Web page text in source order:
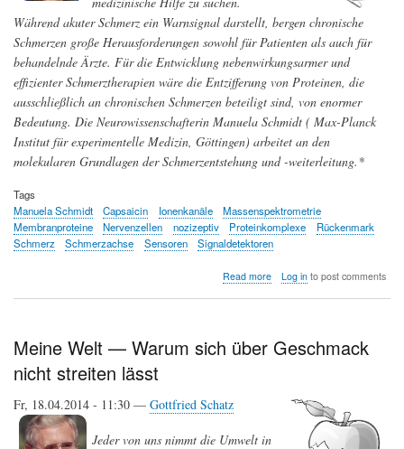
Während akuter Schmerz ein Warnsignal darstellt, bergen chronische
Schmerzen große Herausforderungen sowohl für Patienten als auch für
behandelnde Ärzte. Für die Entwicklung nebenwirkungsarmer und
effizienter Schmerztherapien wäre die Entzifferung von Proteinen, die
ausschließlich an chronischen Schmerzen beteiligt sind, von enormer
Bedeutung. Die Neurowissenschafterin Manuela Schmidt ( Max-Planck
Institut für experimentelle Medizin, Göttingen) arbeitet an den
molekularen Grundlagen der Schmerzentstehung und -weiterleitung.*
Tags
Manuela Schmidt
Capsaicin Ionenkanäle
Massenspektrometrie
Membranproteine
Nervenzellen nozizeptiv Proteinkomplexe
Rückenmark
Schmerz
Schmerzachse Sensoren Signaldetektoren
Read moreabout
Log into post comments
Meine Welt — Warum sich über Geschmack
nicht streiten lässt
Fr, 18.04.2014 - 11:30 — Gottfried Schatz
Jeder von uns nimmt die Umwelt in